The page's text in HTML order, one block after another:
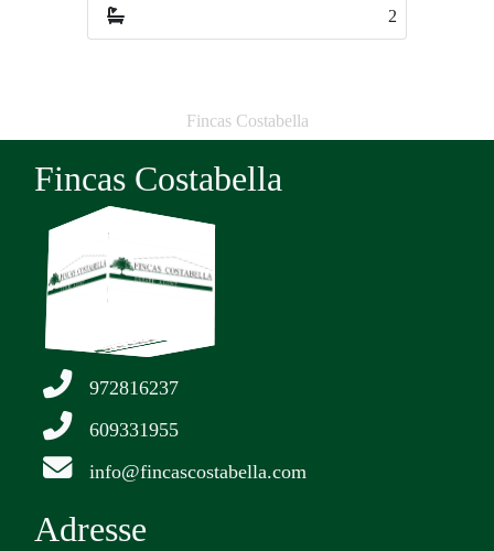
Fincas Costabella
Fincas Costabella
972816237
609331955
info@fincascostabella.com
Adresse